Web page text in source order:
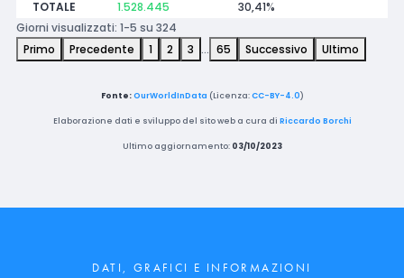
TOTALE 1.528.445
30,41%
Giorni visualizzati: 1-5 su 324
Primo
Precedente 1 2 3 … 65 Successivo Ultimo
Fonte: OurWorldInData (Licenza:CC-BY-4.0)
Elaborazione dati e sviluppo del sito web a cura di Riccardo Borchi
Ultimo aggiornamento: 03/10/2023
DATI, GRAFICI E INFORMAZIONI